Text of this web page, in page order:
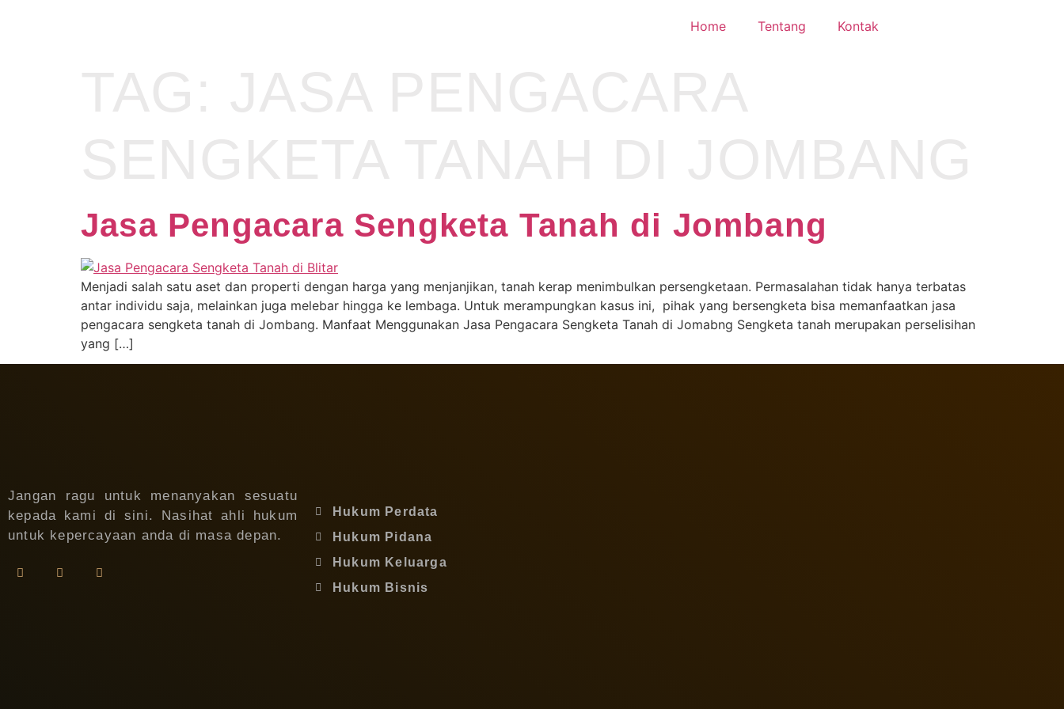
Home Tentang Kontak
Jasa Pengacara Sengketa Tanah di Jombang
Menjadi salah satu aset dan properti dengan harga yang menjanjikan, tanah kerap menimbulkan persengketaan. Permasalahan tidak hanya terbatas
antar individu saja, melainkan juga melebar hingga ke lembaga. Untuk merampungkan kasus ini, pihak yang bersengketa bisa memanfaatkan jasa
pengacara sengketa tanah di Jombang. Manfaat Menggunakan Jasa Pengacara Sengketa Tanah di Jomabng Sengketa tanah merupakan perselisihan
yang […]
Jangan ragu untuk menanyakan sesuatu
kepada kami di sini. Nasihat ahli hukum
untuk kepercayaan anda di masa depan.
Hukum Perdata
Hukum Pidana
Hukum Keluarga
Hukum Bisnis